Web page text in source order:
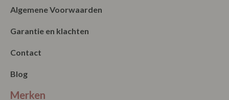
Algemene Voorwaarden
Garantie en klachten
Contact
Blog
Merken